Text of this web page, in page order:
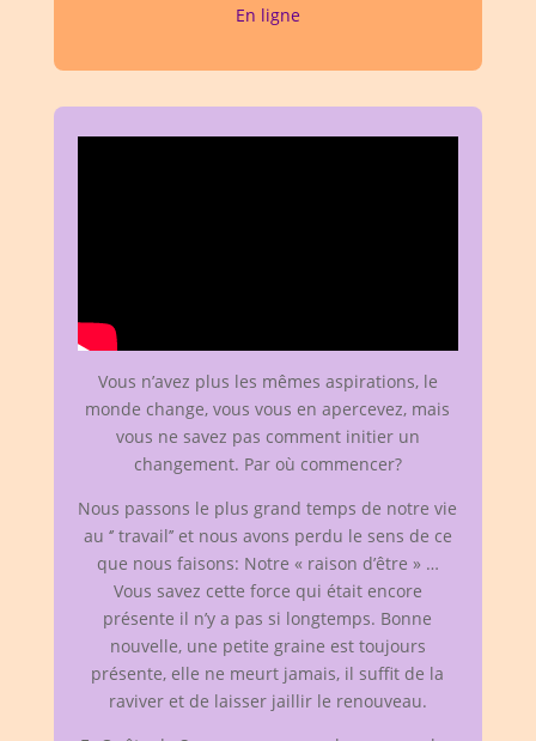
En ligne
Vous n’avez plus les mêmes aspirations, le
monde change, vous vous en apercevez, mais
vous ne savez pas comment initier un
changement. Par où commencer?
Nous passons le plus grand temps de notre vie
au ‘’ travail’’ et nous avons perdu le sens de ce
que nous faisons: Notre « raison d’être » …
Vous savez cette force qui était encore
présente il n’y a pas si longtemps. Bonne
nouvelle, une petite graine est toujours
présente, elle ne meurt jamais, il suffit de la
raviver et de laisser jaillir le renouveau.